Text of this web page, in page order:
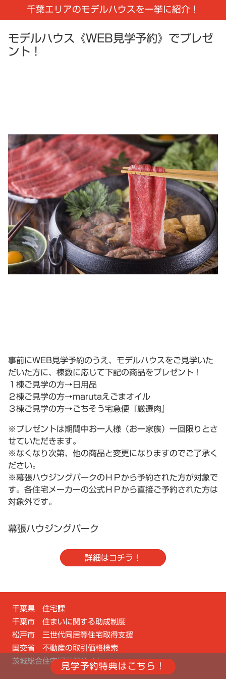
千葉エリアのモデルハウスを一挙に紹介！
モデルハウス《WEB見学予約》でプレゼ
ント！
事前にWEB見学予約のうえ、モデルハウスをご見学いた
だいた方に、棟数に応じて下記の商品をプレゼント！
１棟ご見学の方→日用品
２棟ご見学の方→marutaえごまオイル
３棟ご見学の方→ごちそう宅急便『厳選肉』
※プレゼントは期間中お一人様（お一家族）一回限りとさ
せていただきます。
※なくなり次第、他の商品と変更になりますのでご了承く
ださい。
※幕張ハウジングパークのＨＰから予約された方が対象で
す。各住宅メーカーの公式ＨＰから直接ご予約された方は
対象外です。
幕張ハウジングパーク
詳細はコチラ！
千葉県 住宅課
千葉市 住まいに関する助成制度
松戸市 三世代同居等住宅取得支援
国交省 不動産の取引価格検索
茨城総合住宅展示場サイト